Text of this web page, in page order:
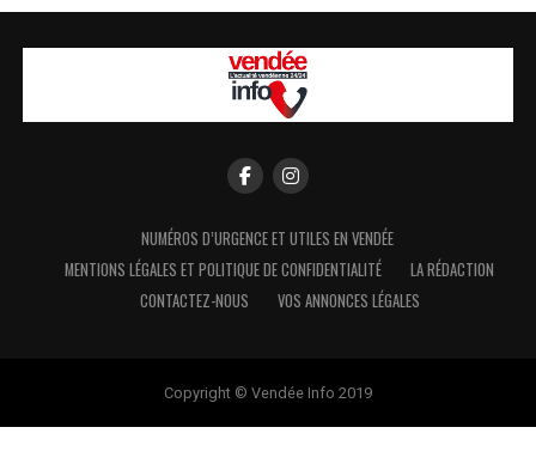
NUMÉROS D’URGENCE ET UTILES EN VENDÉE
MENTIONS LÉGALES ET POLITIQUE DE CONFIDENTIALITÉ
LA RÉDACTION
CONTACTEZ-NOUS
VOS ANNONCES LÉGALES
Copyright © Vendée Info 2019